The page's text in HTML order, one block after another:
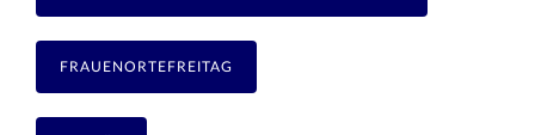
FRAUENORTEFREITAG